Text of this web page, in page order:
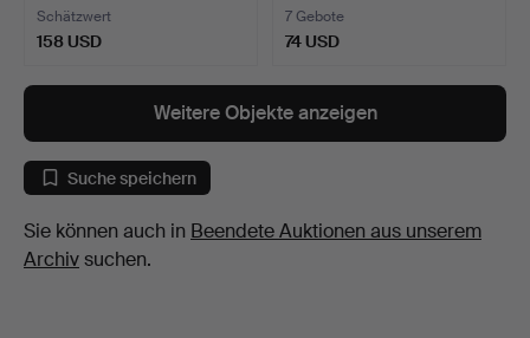
Schätzwert
158 USD
7 Gebote
74 USD
Weitere Objekte anzeigen
Suche speichern
Sie können auch in Beendete Auktionen aus unserem
Archivsuchen.